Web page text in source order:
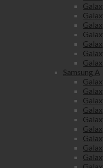
Samsung A